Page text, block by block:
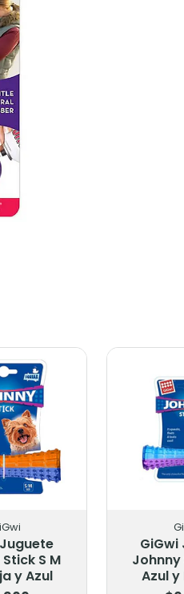
S M
y Azul
Johnny
Azul